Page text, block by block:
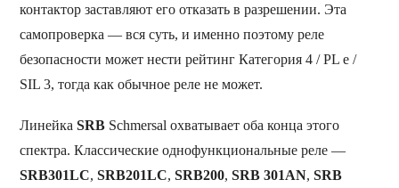
контактор заставляют его отказать в разрешении. Эта
самопроверка — вся суть, и именно поэтому реле
безопасности может нести рейтинг Категория 4 / PL e /
SIL 3, тогда как обычное реле не может.
Линейка SRB Schmersal охватывает оба конца этого
спектра. Классические однофункциональные реле —
SRB301LC, SRB201LC, SRB200, SRB 301AN, SRB